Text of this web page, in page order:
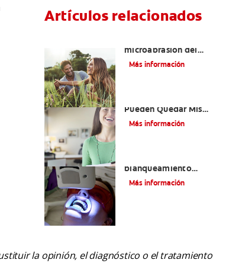
Artículos relacionados
microabrasión del
esmalte?
Más información
Pueden Quedar Mis
Dientes?
Más información
blanqueamiento
dental con rayos UV?
Más información
la opinión, el diagnóstico o el tratamiento